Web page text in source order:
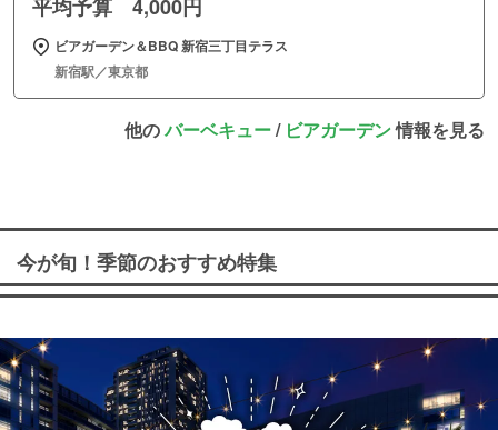
平均予算 4,000円
ビアガーデン＆BBQ 新宿三丁目テラス
新宿駅／東京都
他のバーベキュー/ ビアガーデン情報を見る
今が旬！季節のおすすめ特集